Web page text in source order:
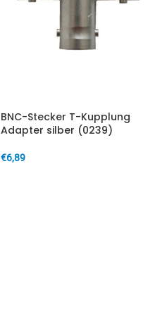
BNC-Stecker T-Kupplung
Adapter silber (0239)
€6,89